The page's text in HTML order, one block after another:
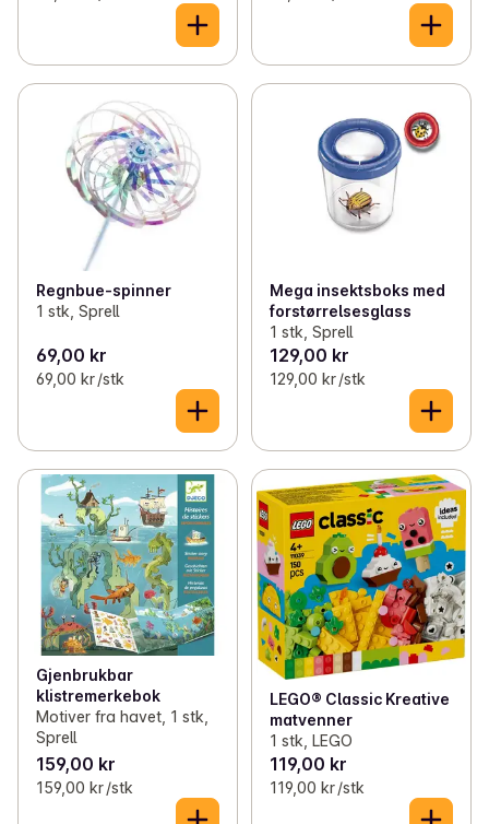
Regnbue-spinner
1 stk, Sprell
69,00 kr
69,00 kr /stk
Mega insektsboks med
forstørrelsesglass
1 stk, Sprell
129,00 kr
129,00 kr /stk
Gjenbrukbar
klistremerkebok
Motiver fra havet, 1 stk,
Sprell
159,00 kr
159,00 kr /stk
LEGO® Classic Kreative
matvenner
1 stk, LEGO
119,00 kr
119,00 kr /stk